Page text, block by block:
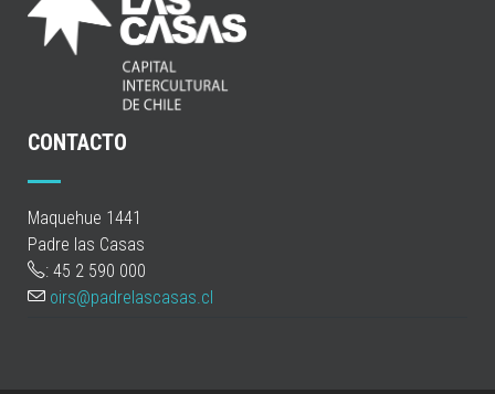
CONTACTO
Maquehue 1441
Padre las Casas
: 45 2 590 000
oirs@padrelascasas.cl